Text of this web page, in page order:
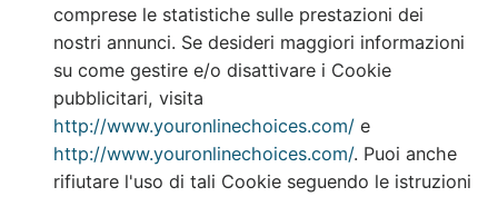
comprese le statistiche sulle prestazioni dei
nostri annunci. Se desideri maggiori informazioni
su come gestire e/o disattivare i Cookie
pubblicitari, visita
http://www.youronlinechoices.com/ e
http://www.youronlinechoices.com/. Puoi anche
rifiutare l'uso di tali Cookie seguendo le istruzioni